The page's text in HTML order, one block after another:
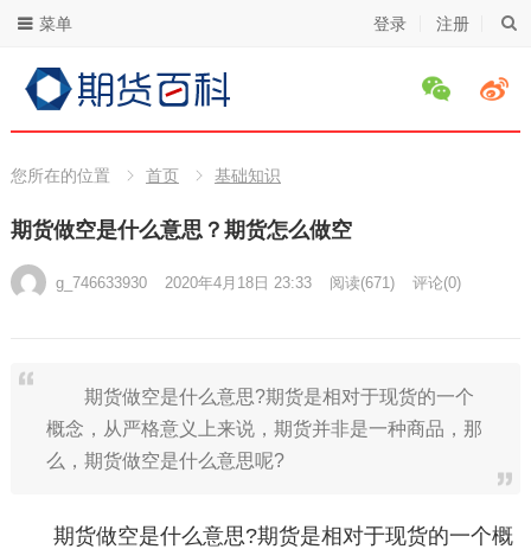
登录 注册
菜单
您所在的位置 首页 基础知识
期货做空是什么意思？期货怎么做空
g_746633930 2020年4月18日 23:33 阅读(671) 评论(0)
期货做空是什么意思?期货是相对于现货的一个
概念，从严格意义上来说，期货并非是一种商品，那
么，期货做空是什么意思呢?
期货做空是什么意思?期货是相对于现货的一个概